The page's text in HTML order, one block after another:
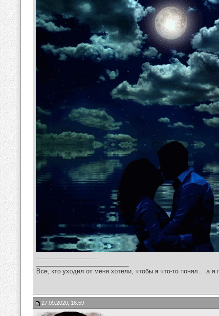
Все, кто уходил от меня хотели, чтобы я что-то понял… а
27.09.2020, 16:59